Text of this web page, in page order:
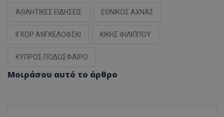
ΑΘΛΗΤΙΚΕΣ ΕΙΔΗΣΕΙΣ ΕΘΝΙΚΟΣ ΑΧΝΑΣ
ΙΓΚΟΡ ΑΝΓΚΕΛΟΦΣΚΙ ΚΙΚΗΣ ΦΙΛΙΠΠΟΥ
ΚΥΠΡΟΣ ΠΟΔΟΣΦΑΙΡΟ
Μοιράσου αυτό το άρθρο